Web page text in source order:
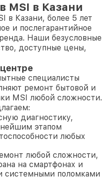
MSI в Казани
в Казани, более 5 лет
и послегарантийное
Наши безусловные
доступные цены,
специалисты
ремонт бытовой и
MSI любой сложности.
диагностику,
этапом
любых
любой сложности,
на смартфонах и
системными поломками